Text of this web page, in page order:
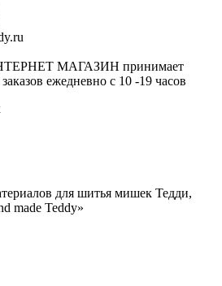
МАГАЗИН принимает
ежедневно с 10 -19 часов
для шитья мишек Тедди,
made Teddy»